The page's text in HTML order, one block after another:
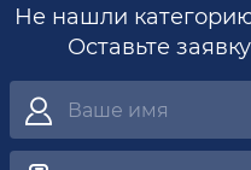
Не нашли
Оставьте